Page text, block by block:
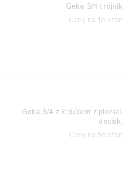
Geka 3/4 trójnik
Ceny na telefon
Geka 3/4 z króćcem z pierści.
docisk.
Ceny na telefon